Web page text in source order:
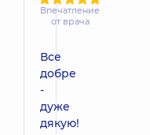
Впечатление
от врача
Все
добре
-
дуже
дякую!